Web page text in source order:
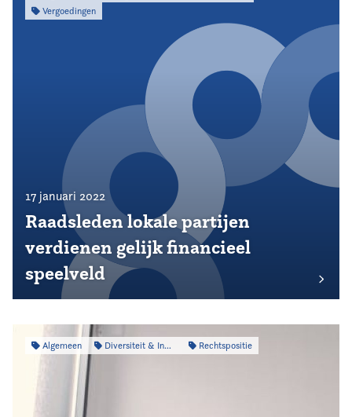
Vergoedingen
17 januari 2022
Raadsleden lokale partijen
verdienen gelijk financieel
speelveld
Algemeen Diversiteit & Inclusiviteit Rechtspositie